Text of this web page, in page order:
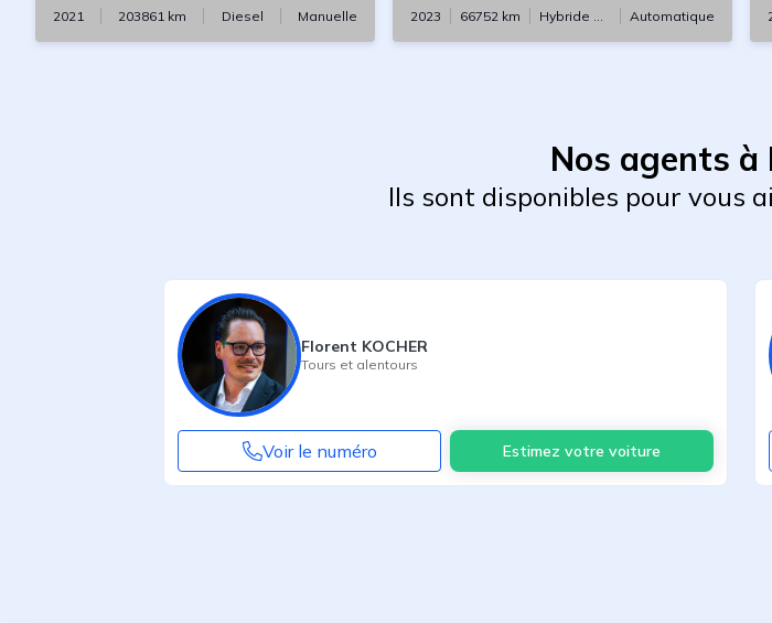
2021 203861 km Diesel Manuelle 2023 66752 km Hybride essence Automatique
Nos agents
Ils sont disponibles pour vous
Florent KOCHER
Tours et alentours
Voir le numéro Estimez votre voiture